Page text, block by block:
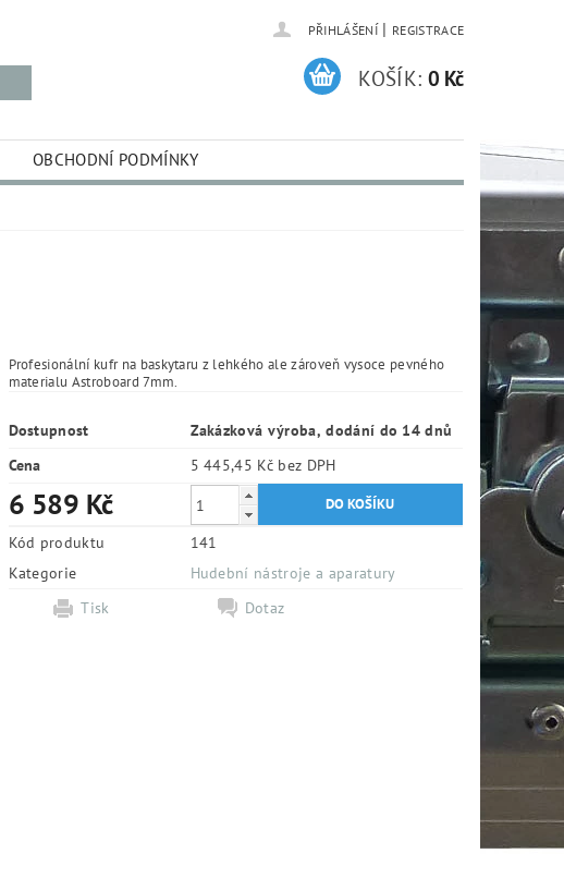
PŘIHLÁŠENÍ | REGISTRACE
KOŠÍK: 0 Kč
OBCHODNÍ PODMÍNKY
Profesionální kufr na baskytaru z lehkého ale zároveň vysoce pevného
materialu Astroboard 7mm.
Dostupnost
Zakázková výroba, dodání do 14 dnů
Cena
5 445,45 Kč bez DPH
6 589 Kč
Kód produktu
141
Kategorie
Hudební nástroje a aparatury
Tisk
Dotaz